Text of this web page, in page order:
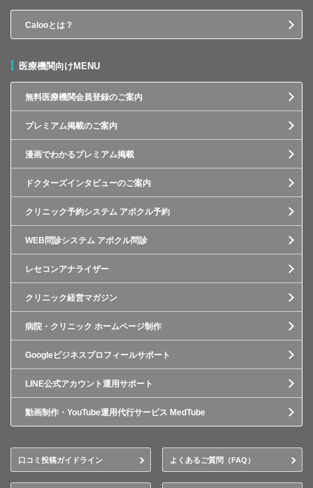
Calooとは？
医療機関向けMENU
無料医療機関会員登録のご案内
プレミアム掲載のご案内
漫画でわかるプレミアム掲載
ドクターズインタビューのご案内
クリニック予約システム アポクル予約
WEB問診システム アポクル問診
レセコンアナライザー
クリニック経営マガジン
病院・クリニック ホームページ制作
Googleビジネスプロフィールサポート
LINE公式アカウント運用サポート
動画制作・YouTube運用代行サービス MedTube
口コミ投稿ガイドライン よくあるご質問（FAQ）